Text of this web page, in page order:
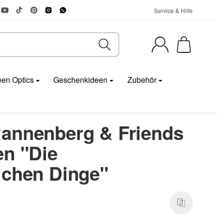
Service & Hilfe
Optics Geschenkideen Zubehör
& Friends
"Die
Dinge"